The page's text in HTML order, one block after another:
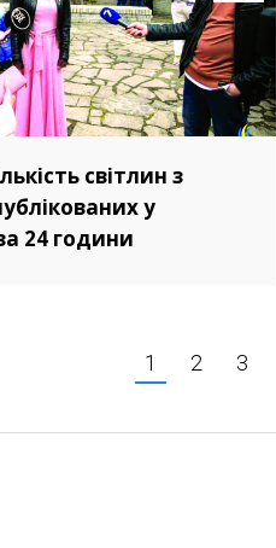
світлин з
у
24 години
1 2 3